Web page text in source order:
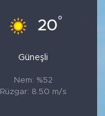
20°
Güneşli
Nem: %52
Rüzgar: 8.50 m/s